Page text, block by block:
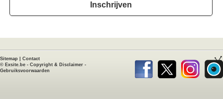
Inschrijven
Sitemap
Contact
© Exsite.be - Copyright & Disclaimer -
Gebruiksvoorwaarden